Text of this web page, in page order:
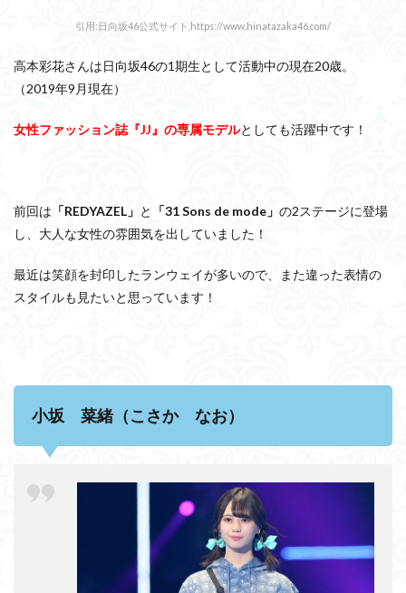
引用:日向坂46公式サイト,https://www.hinatazaka46.com/
高本彩花さんは日向坂46の1期生として活動中の現在20歳。
（2019年9月現在）
女性ファッション誌『JJ』の専属モデルとしても活躍中です！
前回は 「REDYAZEL」 と 「31 Sons de mode」 の2ステージに登場
し、大人な女性の雰囲気を出していました！
最近は笑顔を封印したランウェイが多いので、また違った表情の
スタイルも見たいと思っています！
小坂 菜緒（こさか なお）